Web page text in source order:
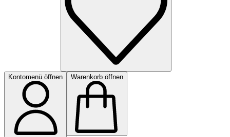
Kontomenü öffnen Warenkorb öffnen